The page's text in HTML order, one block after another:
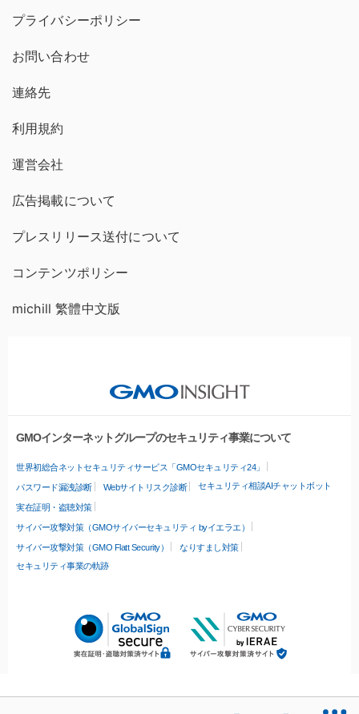
プライバシーポリシー
お問い合わせ
連絡先
利用規約
運営会社
広告掲載について
プレスリリース送付について
コンテンツポリシー
michill 繁體中文版
GMOインターネットグループのセキュリティ事業について
世界初総合ネットセキュリティサービス「GMOセキュリティ24」
パスワード漏洩診断 Webサイトリスク診断 セキュリティ相談AIチャットボット
実在証明・盗聴対策
サイバー攻撃対策（GMOサイバーセキュリティ byイエラエ）
サイバー攻撃対策（GMO Flatt Security）
なりすまし対策
セキュリティ事業の軌跡